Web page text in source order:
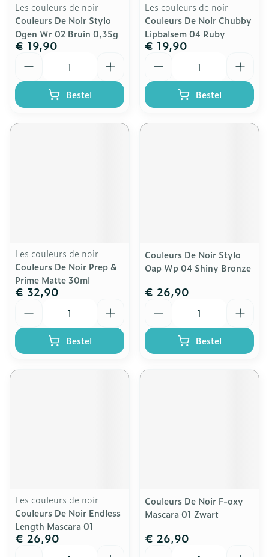
Les couleurs de noir
Couleurs De Noir Stylo
Ogen Wr 02 Bruin 0,35g
€ 19,90
Bestel
Les couleurs de noir
Couleurs De Noir Chubby
Lipbalsem 04 Ruby
€ 19,90
Bestel
Les couleurs de noir
Couleurs De Noir Prep &
Prime Matte 30ml
€ 32,90
Bestel
Couleurs De Noir Stylo
Oap Wp 04 Shiny Bronze
€ 26,90
Bestel
Les couleurs de noir
Couleurs De Noir Endless
Length Mascara 01
€ 26,90
Couleurs De Noir F-oxy
Mascara 01 Zwart
€ 26,90